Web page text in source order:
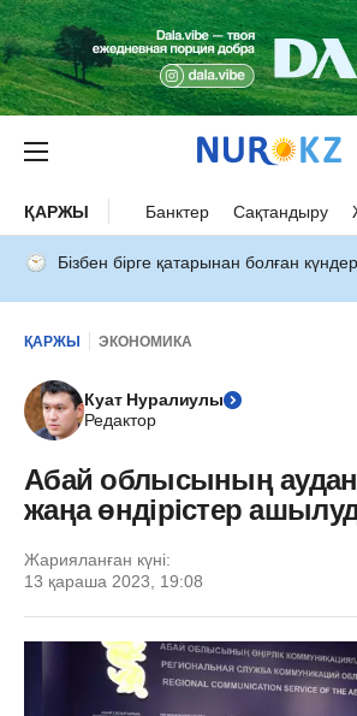
ҚАРЖЫ Банктер Сақтандыру
Бізбен бірге қатарынан болған
ҚАРЖЫ ЭКОНОМИКА
Куат Нуралиулы
Редактор
Абай облысының
жаңа өндірістер
Жарияланған күні:
13 қараша 2023, 19:08